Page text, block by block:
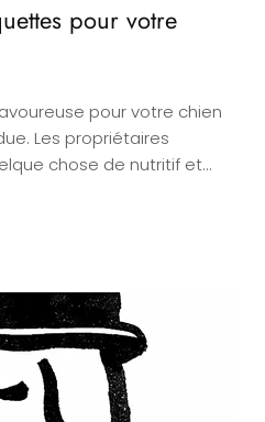
pour votre
pour votre chien
Les propriétaires
chose de nutritif et...